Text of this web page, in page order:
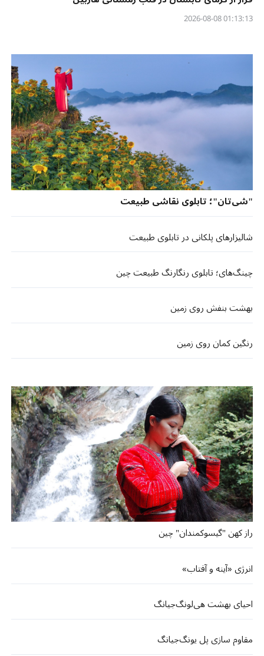
01:13:13 2026-08-08
"شی‌تان"؛ تابلوی نقاشی طبیعت
شالیزارهای پلکانی در تابلوی طبیعت
چینگ‌های؛ تابلوی رنگارنگ طبیعت چین
بهشت بنفش روی زمین
رنگین کمان روی زمین
راز کهن "گیسوکمندان" چین
انرژی «آینه و آفتاب»
احیای بهشت هی‌لونگ‌جیانگ
مقاوم سازی پل یونگ‌جیانگ